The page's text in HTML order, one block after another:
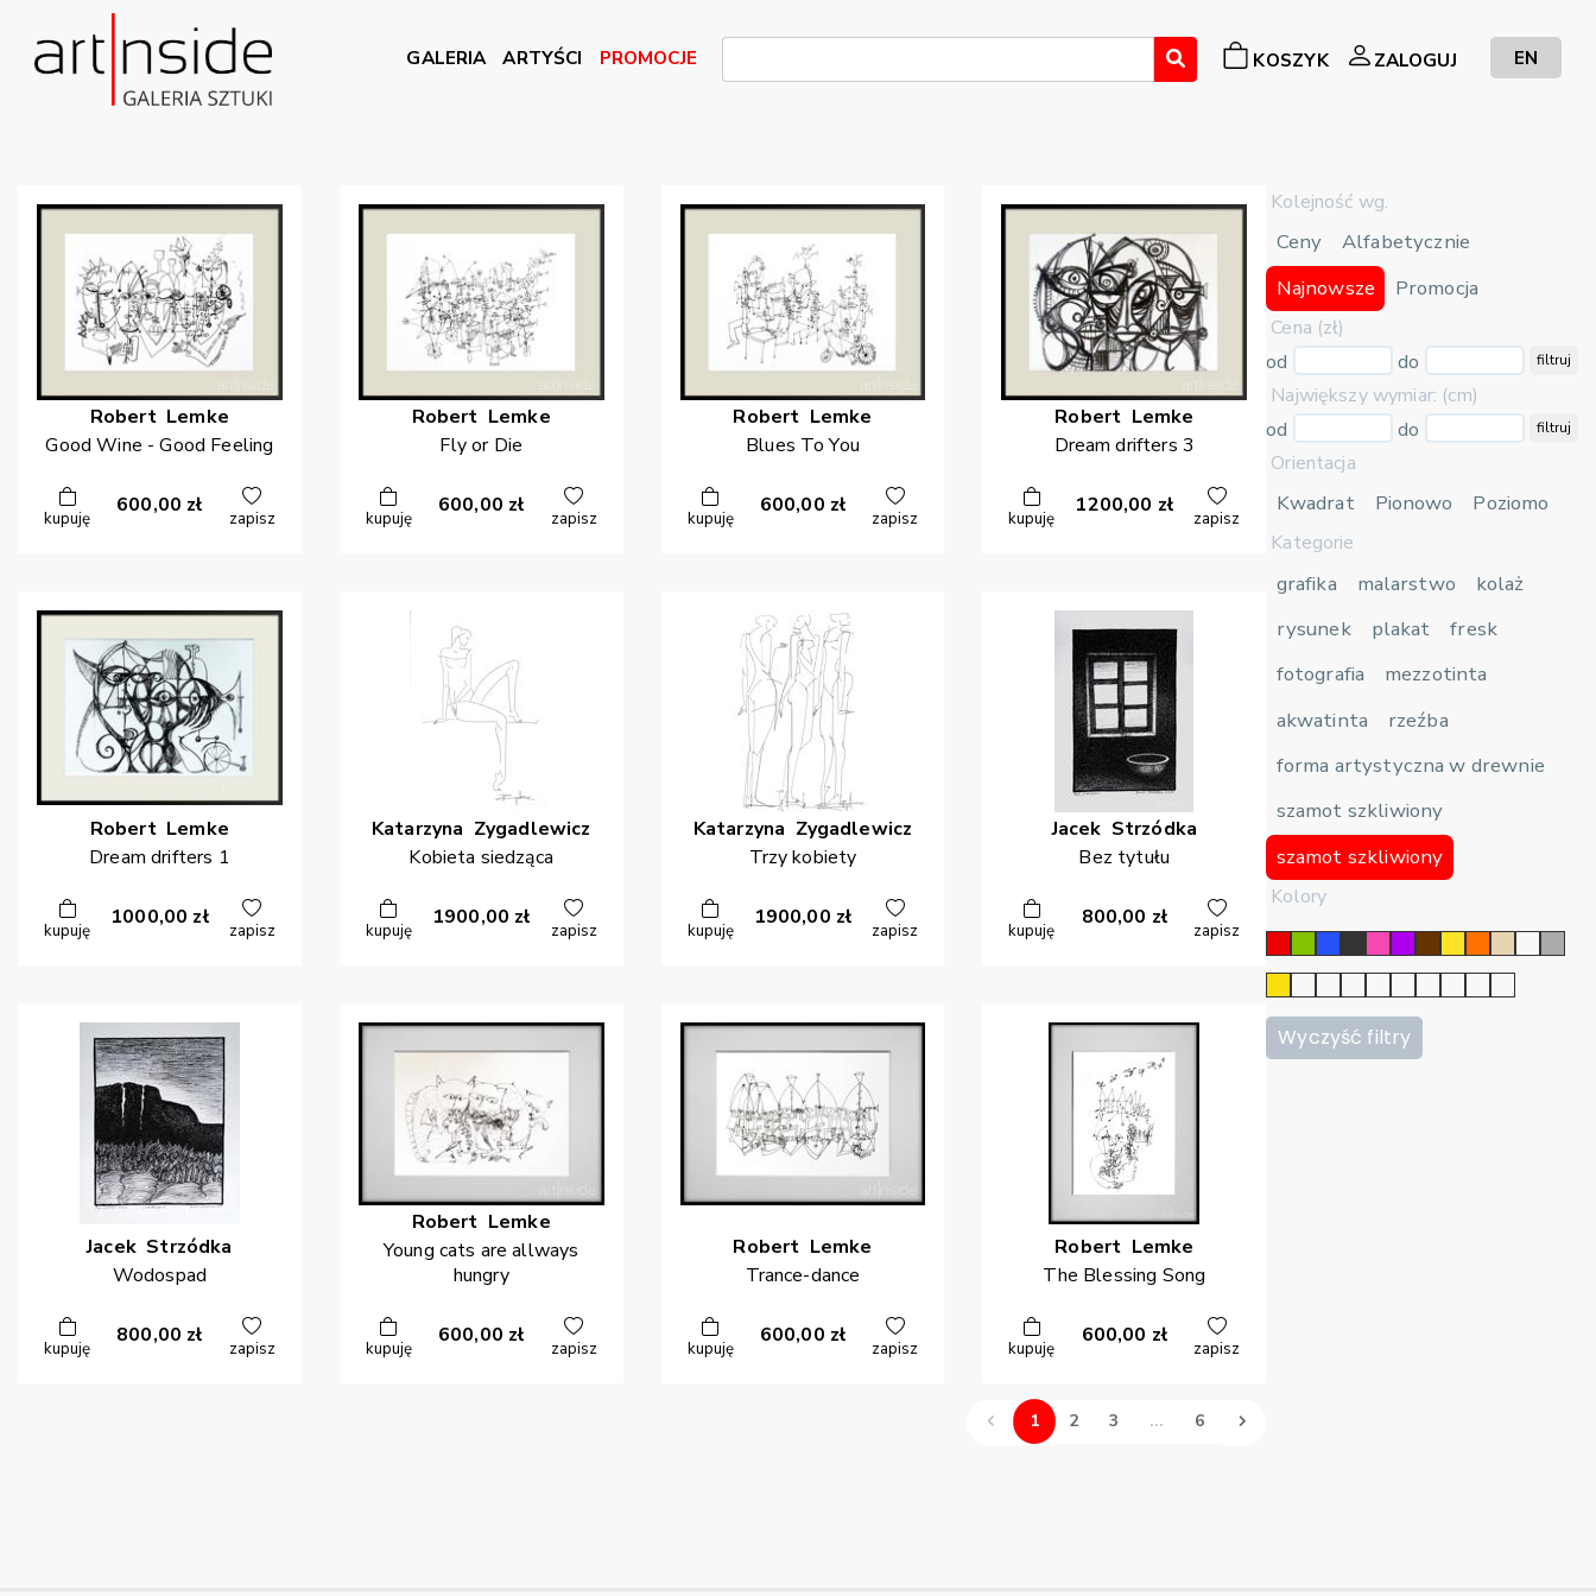
GALERIA ARTYŚCI PROMOCJE KOSZYK ZALOGUJ EN
Kolejność wg.
Ceny
Alfabetycznie
Najnowsze
Promocja
Cena (zł)
od
do filtruj
Największy wymiar: (cm)
od
do filtruj
Orientacja
Kwadrat Pionowo Poziomo
Kategorie
grafika malarstwo
kolaż
rysunek
plakat
fresk
fotografia
mezzotinta
akwatinta
rzeźba
forma artystyczna w drewnie
szamot szkliwiony
szamot szkliwiony
Kolory
Wyczyść filtry
Robert Lemke
Good Wine - Good Feeling
kupuję
600,00 zł
zapisz
Robert Lemke
Fly or Die
kupuję
600,00 zł
zapisz
Robert Lemke
Blues To You
kupuję
600,00 zł
zapisz
Robert Lemke
Dream drifters 3
kupuję
1200,00 zł
zapisz
Robert Lemke
Dream drifters 1
kupuję
1000,00 zł
zapisz
Katarzyna Zygadlewicz
Kobieta siedząca
kupuję
1900,00 zł
zapisz
Katarzyna Zygadlewicz
Trzy kobiety
kupuję
1900,00 zł
zapisz
Jacek Strzódka
Bez tytułu
kupuję
800,00 zł
zapisz
Jacek Strzódka
Wodospad
kupuję
800,00 zł
zapisz
Robert Lemke
Young cats are allways
hungry
kupuję
600,00 zł
zapisz
Robert Lemke
Trance-dance
kupuję
600,00 zł
zapisz
Robert Lemke
The Blessing Song
kupuję
600,00 zł
zapisz
1 2 3 ... 6